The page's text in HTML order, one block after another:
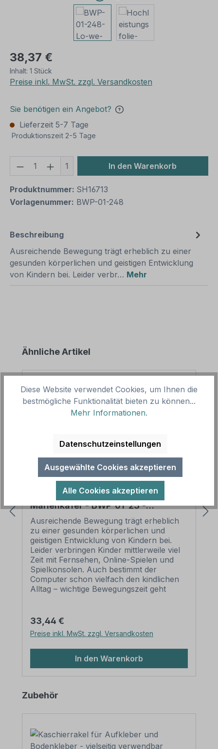
38,37 €
Inhalt: 1 Stück
Preise inkl. MwSt. zzgl. Versandkosten
Sie benötigen ein Angebot?
Lieferzeit 5-7 Tage
Produktionszeit 2-5 Tage
Produkt Anzahl: Gib den
1 In den Warenkorb
Produktnummer: SH16713
Vorlagenummer: BWP-01-248
Beschreibung
Ausreichende Bewegung trägt erheblich zu einer
gesunden körperlichen und geistigen Entwicklung
von Kindern bei. Leider verbr… Mehr
Produktgalerie überspringen
Ähnliche Artikel
Bodenkleber für Bewegungspfade -
Marienkäfer - BWP-01-23 -
Motivelement von BWP-01-SET-23
Ausreichende Bewegung trägt erheblich
zu einer gesunden körperlichen und
geistigen Entwicklung von Kindern bei.
Leider verbringen Kinder mittlerweile viel
Zeit mit Fernsehen, Online-Spielen und
Spielkonsolen. Auch bestimmt der
Computer schon vielfach den kindlichen
Alltag – wichtige Bewegungszeit geht
entgegenzuwirken, ist es erforderlich,
Kinder verstärkt zur Bewegung zu
animieren – im Kreise der Familie, auf
Spielplätzen, aber auch schon in
Kindergärten und Grundschulen sollte auf
eine Bewegungsförderung besonderer
Wert gelegt werden. Bewegungspfade
Kinder an, sich spielerisch zu bewegen
Entwicklung. Unsere mehrteiligen
Innenbereich sind in kindgerechten
Ausführungen als Wand- oder
Regulärer Preis:
33,44 €
Preise inkl. MwSt. zzgl. Versandkosten
In den Warenkorb
Produktgalerie überspringen
Zubehör
Diese Website verwendet Cookies, um Ihnen die
bestmögliche Funktionalität bieten zu können...
Mehr Informationen.
Datenschutzeinstellungen
Ausgewählte Cookies akzeptieren
Alle Cookies akzeptieren